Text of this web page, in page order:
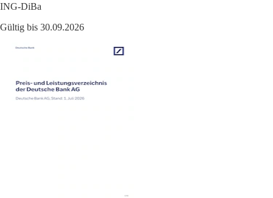
ING-DiBa
Gültig bis 30.09.2026